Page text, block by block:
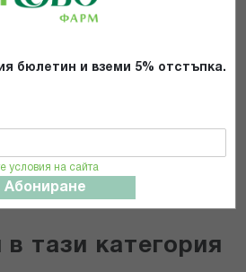
бюлетин и вземи 5% отстъпка.
условия на сайта
Абониране
съгласявам с
в тази категория